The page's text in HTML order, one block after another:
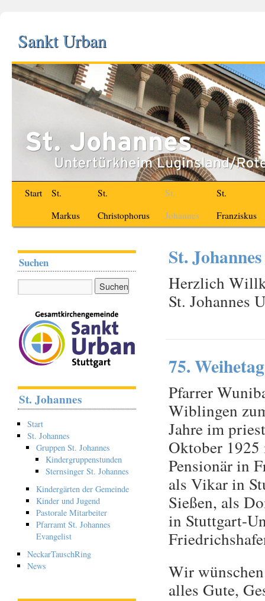
Sankt Urban
Start
St.
Markus
St.
Christophorus
St.
Johannes
St.
Franziskus
St. Johannes
Herzlich
St. Johannes
75.
Pfarrer
Wiblingen
Jahre im
Oktober
Pensionär in
als Vikar in
Sießen, als
in Stuttgart-
Wir
alles Gute,
Suchen
St. Johannes
Start
St. Johannes
Gruppen St. Johannes
Kindergruppenstunden
Sternsinger St. Johannes
Kindergärten der Gemeinde
Kinder und Jugend
Pastorale Mitarbeiter
Pfarramt St. Johannes
Evangelist
NeckarTauschRing
News